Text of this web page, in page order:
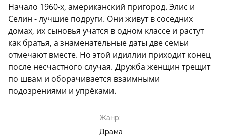
Начало 1960-х, американский пригород. Элис и
Селин - лучшие подруги. Они живут в соседних
домах, их сыновья учатся в одном классе и растут
как братья, а знаменательные даты две семьи
отмечают вместе. Но этой идиллии приходит конец
после несчастного случая. Дружба женщин трещит
по швам и оборачивается взаимными
подозрениями и упрёками.
Жанр:
Драма